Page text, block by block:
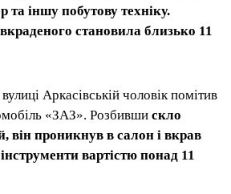
та іншу побутову техніку.
становила близько 11
Аркасівській чоловік помітив
«ЗАЗ». Розбивши скло
він проникнув в салон і вкрав
вартістю понад 11